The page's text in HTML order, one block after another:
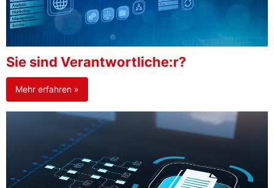
Sie sind Verantwortliche:r?
Mehr erfahren »